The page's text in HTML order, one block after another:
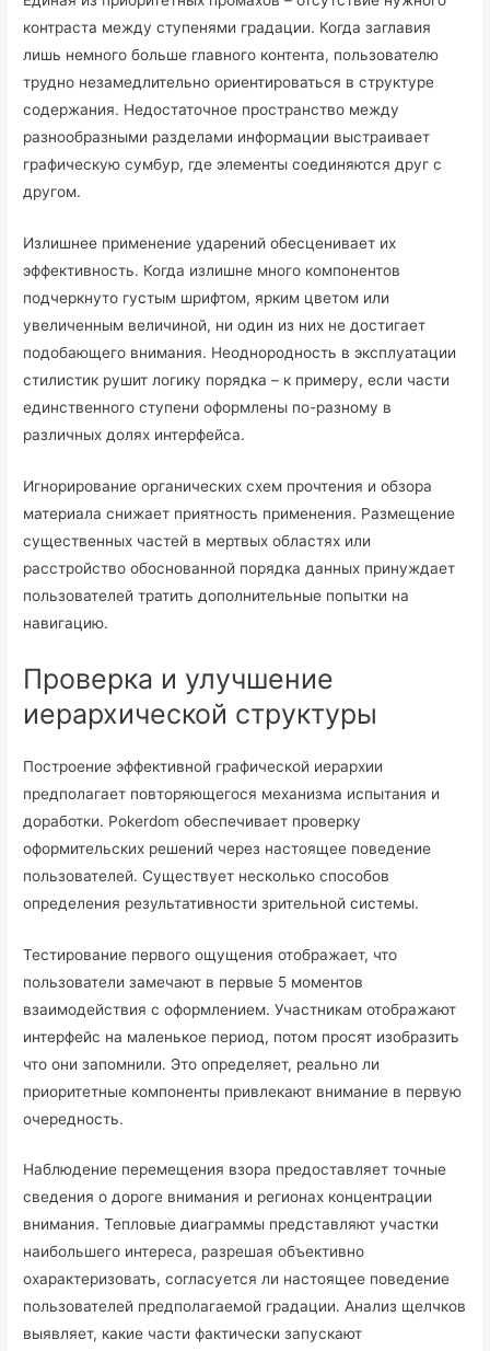
контраста между ступенями градации. Когда заглавия
лишь немного больше главного контента, пользователю
трудно незамедлительно ориентироваться в структуре
содержания. Недостаточное пространство между
разнообразными разделами информации выстраивает
графическую сумбур, где элементы соединяются друг с
другом.
Излишнее применение ударений обесценивает их
эффективность. Когда излишне много компонентов
подчеркнуто густым шрифтом, ярким цветом или
увеличенным величиной, ни один из них не достигает
подобающего внимания. Неоднородность в эксплуатации
стилистик рушит логику порядка – к примеру, если части
единственного ступени оформлены по-разному в
различных долях интерфейса.
Игнорирование органических схем прочтения и обзора
материала снижает приятность применения. Размещение
существенных частей в мертвых областях или
расстройство обоснованной порядка данных принуждает
пользователей тратить дополнительные попытки на
навигацию.
Проверка и улучшение
иерархической структуры
Построение эффективной графической иерархии
предполагает повторяющегося механизма испытания и
доработки. Pokerdom обеспечивает проверку
оформительских решений через настоящее поведение
пользователей. Существует несколько способов
определения результативности зрительной системы.
Тестирование первого ощущения отображает, что
пользователи замечают в первые 5 моментов
взаимодействия с оформлением. Участникам отображают
интерфейс на маленькое период, потом просят изобразить
что они запомнили. Это определяет, реально ли
приоритетные компоненты привлекают внимание в первую
очередность.
Наблюдение перемещения взора предоставляет точные
сведения о дороге внимания и регионах концентрации
внимания. Тепловые диаграммы представляют участки
наибольшего интереса, разрешая объективно
охарактеризовать, согласуется ли настоящее поведение
пользователей предполагаемой градации. Анализ щелчков
выявляет, какие части фактически запускают